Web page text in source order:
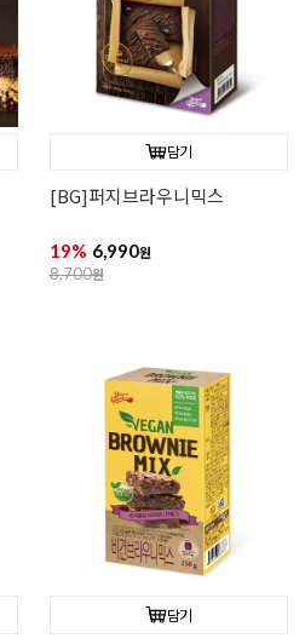
담기
[BG]퍼지브라우니믹스
19% 6,990원
8,700원
담기